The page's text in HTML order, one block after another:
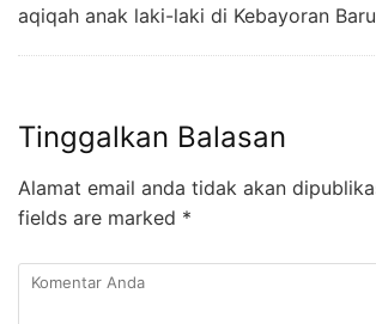
aqiqah anak laki-laki di Kebayoran
Tinggalkan Balasan
Alamat email anda tidak akan
fields are marked *